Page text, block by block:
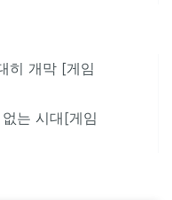
히 개막 [게임
는 시대[게임